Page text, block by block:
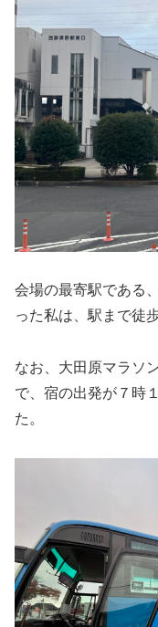
会場の最寄駅である
った私は、駅まで徒
なお、大田原マラソ
で、宿の出発が７時
た。